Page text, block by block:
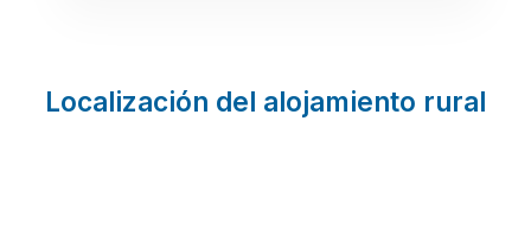
Localización del alojamiento rural